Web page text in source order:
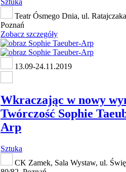
Sztuka
Teatr Ósmego Dnia, ul.
Poznań
Zobacz szczegóły
13.09-24.11.2019
Wkraczając w nowy
Twórczość Sophie
Arp
Sztuka
CK Zamek, Sala Wystaw, ul.